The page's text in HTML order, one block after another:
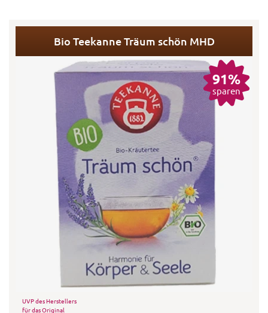
Bio Teekanne Träum schön MHD
91%
sparen
UVP des Herstellers
für das Original